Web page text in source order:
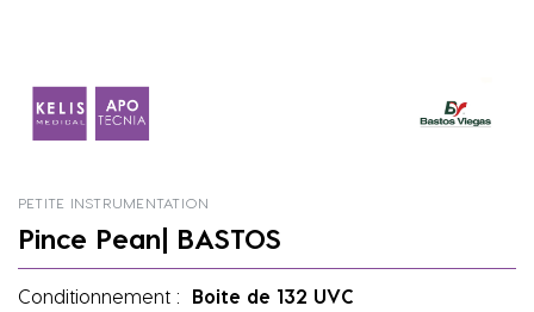
PETITE INSTRUMENTATION
Pince Pean| BASTOS
Conditionnement :
Boite de 132 UVC